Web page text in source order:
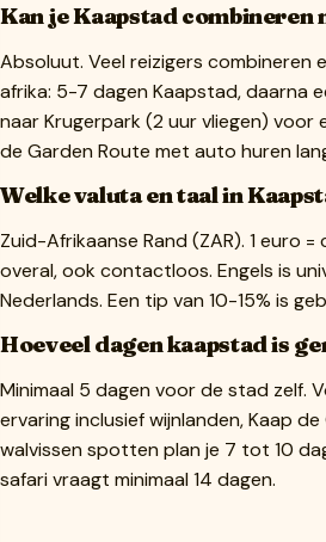
Kan je Kaapstad combineren
Absoluut. Veel reizigers combineren
afrika: 5-7 dagen Kaapstad, daarna
naar Krugerpark (2 uur vliegen) voor
de Garden Route met auto huren
Welke valuta en taal in
Zuid-Afrikaanse Rand (ZAR). 1 euro =
overal, ook contactloos. Engels is
Nederlands. Een tip van 10-15% is
Hoeveel dagen kaapstad is
Minimaal 5 dagen voor de stad zelf.
ervaring inclusief wijnlanden, Kaap
walvissen spotten plan je 7 tot 10
safari vraagt minimaal 14 dagen.